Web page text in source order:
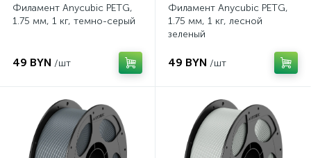
Филамент Anycubic PETG,
1.75 мм, 1 кг, темно-серый
49 BYN /шт
Филамент Anycubic PETG,
1.75 мм, 1 кг, лесной
зеленый
49 BYN /шт